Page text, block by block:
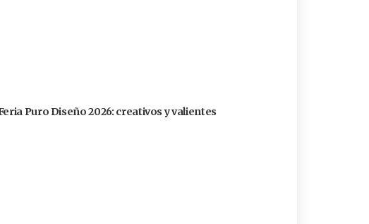
Puro Diseño 2026: creativos y valientes